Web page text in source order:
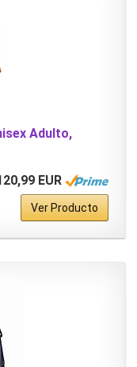
Adulto,
EUR
Ver Producto